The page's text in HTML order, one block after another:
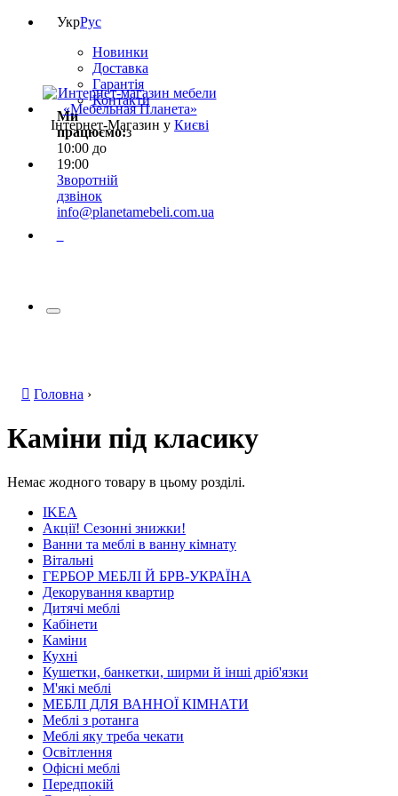
УкрРус
Новинки
Доставка
Гарантія
Контакти
Ми
працюємо:з
10:00 до
19:00
Зворотній
дзвінок
info@planetamebeli.com.ua
Інтернет-Магазин у Києві
Головна ›
Каміни під класику
Немає жодного товару в цьому розділі.
IKEA
Акції! Сезонні знижки!
Ванни та меблі в ванну кімнату
Вітальні
ГЕРБОР МЕБЛІ Й БРВ-УКРАЇНА
Декорування квартир
Дитячі меблі
Кабінети
Каміни
Кухні
Кушетки, банкетки, ширми й інші дріб'язки
М'які меблі
МЕБЛІ ДЛЯ ВАННОЇ КІМНАТИ
Меблі з ротанга
Меблі яку треба чекати
Освітлення
Офісні меблі
Передпокій